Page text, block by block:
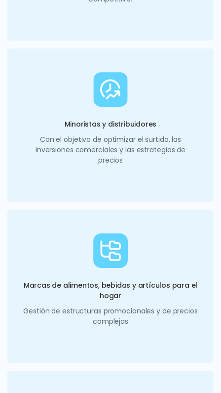
Minoristas y distribuidores
Con el objetivo de optimizar el surtido, las
inversiones comerciales y las estrategias de
precios
Marcas de alimentos, bebidas y artículos para el
hogar
Gestión de estructuras promocionales y de precios
complejas